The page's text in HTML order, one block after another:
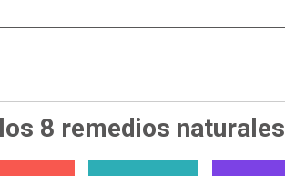
8 remedios naturales